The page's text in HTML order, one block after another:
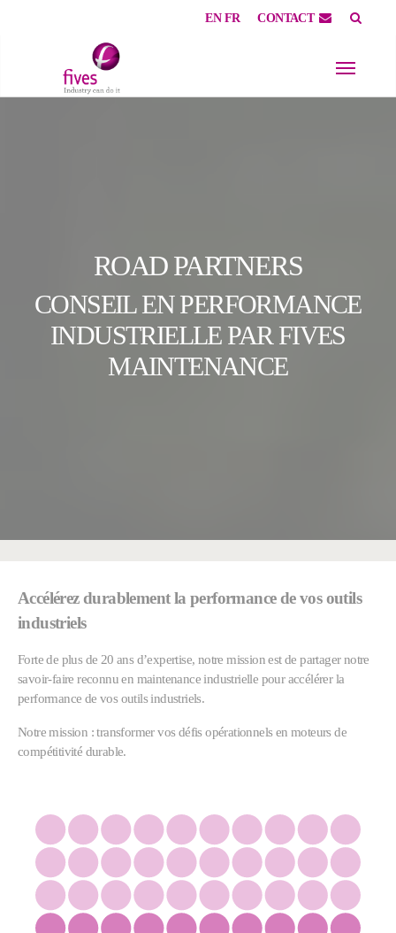
EN FR CONTACT
ROAD PARTNERS
CONSEIL EN PERFORMANCE
INDUSTRIELLE PAR FIVES
MAINTENANCE
Accélérez durablement la performance de vos outils
industriels
Forte de plus de 20 ans d’expertise, notre mission est de partager notre
savoir-faire reconnu en maintenance industrielle pour accélérer la
performance de vos outils industriels.
Notre mission : transformer vos défis opérationnels en moteurs de
compétitivité durable.